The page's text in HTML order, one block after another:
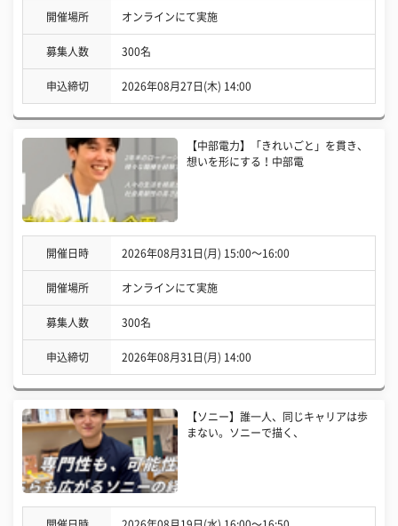
開催場所 オンラインにて実施
募集人数 300名
申込締切 2026年08月27日(木) 14:00
【中部電力】「きれいごと」を貫き、
想いを形にする！中部電
開催日時 2026年08月31日(月) 15:00〜16:00
開催場所 オンラインにて実施
募集人数 300名
申込締切 2026年08月31日(月) 14:00
【ソニー】誰一人、同じキャリアは歩
まない。ソニーで描く、